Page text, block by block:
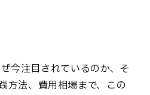
今注目されているのか、そ
方法、費用相場まで、この